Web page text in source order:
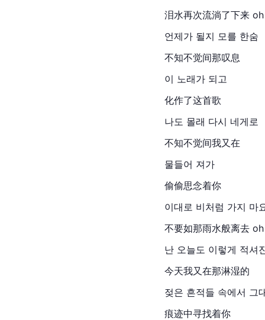
泪水再次流淌了下来 oh
언제가 될지 모를 한숨
不知不觉间那叹息
이 노래가 되고
化作了这首歌
나도 몰래 다시 네게로
不知不觉间我又在
물들어 져가
偷偷思念着你
이대로 비처럼 가지 마
不要如那雨水般离去 oh
난 오늘도 이렇게 적셔
今天我又在那淋湿的
젖은 흔적들 속에서 그
痕迹中寻找着你